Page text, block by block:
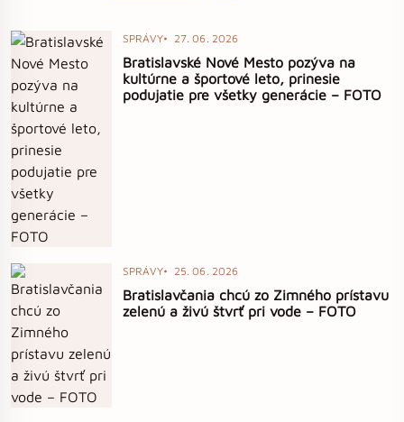
SPRÁVY 27. 06. 2026
Bratislavské Nové Mesto pozýva na
kultúrne a športové leto, prinesie
podujatie pre všetky generácie – FOTO
SPRÁVY 25. 06. 2026
Bratislavčania chcú zo Zimného prístavu
zelenú a živú štvrť pri vode – FOTO